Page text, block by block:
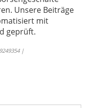
Unsere Beiträge
mit
geprüft.
|